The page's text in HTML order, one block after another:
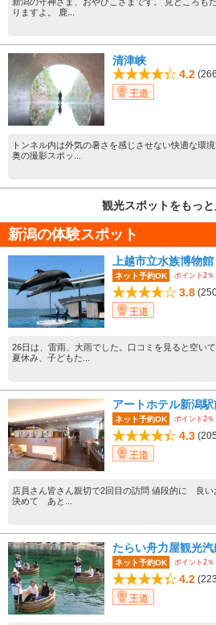
りますよ。 鹿...
清津峡
4.2
王道
トンネル内は外気の暑さを感じさせない快適な環
奥の撮影スポッ...
観光スポットをもっ
新潟の体験スポット
上越市立水族博物
ネット予約OK ポイント2％
3.8
王道
26日は、雷雨、大雨でした。口コミを見ると空い
夏休み、子どもた...
アートホテル新潟駅
ネット予約OK ポイント2％
4.3
王道
店員さん皆さん親切で2回目の訪問 値段的に 良い
決めて あと...
たらい舟力屋観光汽
ネット予約OK ポイント2％
4.2
王道